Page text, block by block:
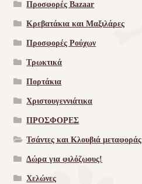
Προσφορές Bazaar
Κρεβατάκια και Μαξιλάρες
Προσφορές Ρούχων
Τρωκτικά
Πορτάκια
Χριστουγεννιάτικα
ΠΡΟΣΦΟΡΕΣ
Τσάντες και Κλουβιά μεταφοράς
Δώρα για φιλόζωους!
Χελώνες